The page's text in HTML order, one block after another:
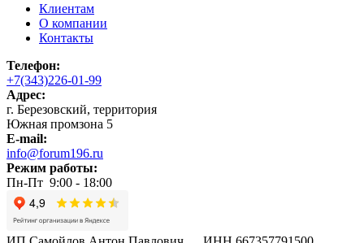
Клиентам
О компании
Контакты
Телефон:
+7(343)226-01-99
Адрес:
г. Березовский, территория
Южная промзона 5
E-mail:
info@forum196.ru
Режим работы:
Пн-Пт 9:00 - 18:00